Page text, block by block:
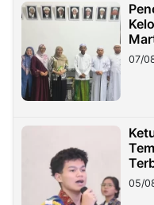
07/
05/